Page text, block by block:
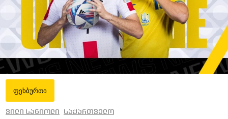
ფეხბურთი
ვილი სანიოლი საქართველო